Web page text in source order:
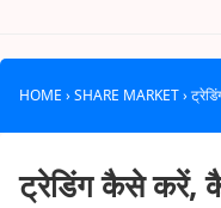
HOME › SHARE MARKET›
ट्रेडिंग कैसे करें,